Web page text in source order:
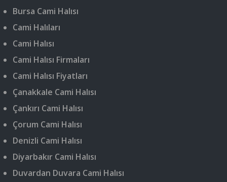
Bursa Cami Halısı
Cami Halıları
Cami Halısı
Cami Halısı Firmaları
Cami Halısı Fiyatları
Çanakkale Cami Halısı
Çankırı Cami Halısı
Çorum Cami Halısı
Denizli Cami Halısı
Diyarbakır Cami Halısı
Duvardan Duvara Cami Halısı